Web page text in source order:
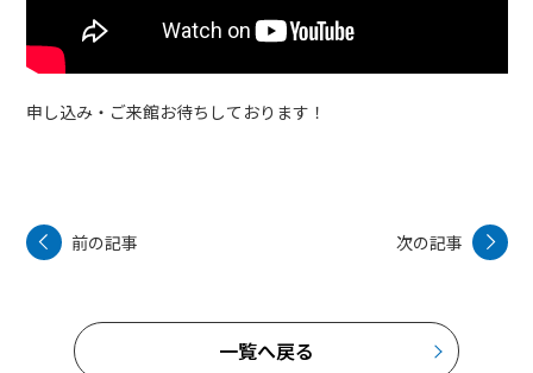
申し込み・ご来館お待ちしております！
前の記事 次の記事
一覧へ戻る